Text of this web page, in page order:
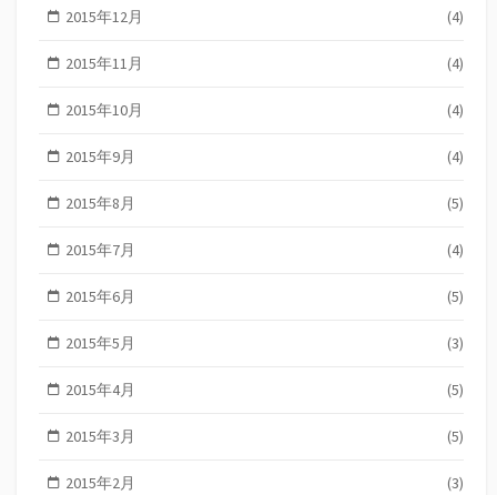
2015年12月 (4)
2015年11月 (4)
2015年10月 (4)
2015年9月 (4)
2015年8月 (5)
2015年7月 (4)
2015年6月 (5)
2015年5月 (3)
2015年4月 (5)
2015年3月 (5)
2015年2月 (3)